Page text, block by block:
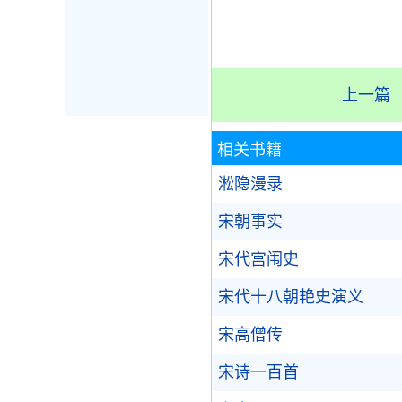
上一篇
相关书籍
淞隐漫录
宋朝事实
宋代宫闱史
宋代十八朝艳史演义
宋高僧传
宋诗一百首